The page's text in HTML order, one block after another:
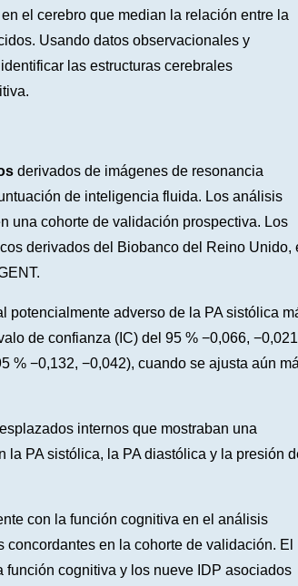
el cerebro que median la relación entre la
Usando datos observacionales y
las estructuras cerebrales
derivados de imágenes de resonancia
de inteligencia fluida. Los análisis
una cohorte de validación prospectiva. Los
derivados del Biobanco del Reino Unido,
potencialmente adverso de la PA sistólica
de confianza (IC) del 95 % −0,066,
% −0,132, −0,042), cuando se ajusta aún
internos que mostraban una
PA sistólica, la PA diastólica y la presión
con la función cognitiva en el análisis
en la cohorte de validación. El
cognitiva y los nueve IDP asociados